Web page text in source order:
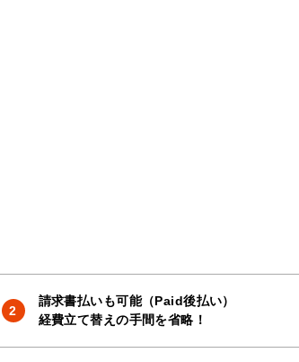
請求書払いも可能（Paid後払い）
経費立て替えの手間を省略！